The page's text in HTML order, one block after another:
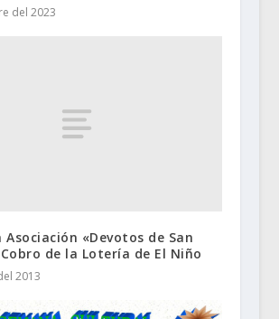
del 2023
«Devotos de San
de la Lotería de El Niño
2013